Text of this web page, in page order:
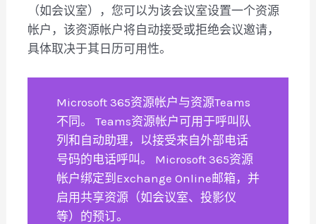
（如会议室），您可以为该会议室设置一个资源
帐户，该资源帐户将自动接受或拒绝会议邀请，
具体取决于其日历可用性。
Microsoft 365资源帐户与资源Teams
不同。 Teams资源帐户可用于呼叫队
列和自动助理，以接受来自外部电话
号码的电话呼叫。 Microsoft 365资源
帐户绑定到Exchange Online邮箱，并
启用共享资源（如会议室、投影仪
等）的预订。